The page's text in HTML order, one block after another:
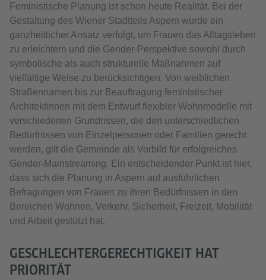
Feministische Planung ist schon heute Realität. Bei der
Gestaltung des Wiener Stadtteils Aspern wurde ein
ganzheitlicher Ansatz verfolgt, um Frauen das Alltagsleben
zu erleichtern und die Gender-Perspektive sowohl durch
symbolische als auch strukturelle Maßnahmen auf
vielfältige Weise zu berücksichtigen. Von weiblichen
Straßennamen bis zur Beauftragung feministischer
Architektinnen mit dem Entwurf flexibler Wohnmodelle mit
verschiedenen Grundrissen, die den unterschiedlichen
Bedürfnissen von Einzelpersonen oder Familien gerecht
werden, gilt die Gemeinde als Vorbild für erfolgreiches
Gender-Mainstreaming. Ein entscheidender Punkt ist hier,
dass sich die Planung in Aspern auf ausführlichen
Befragungen von Frauen zu ihren Bedürfnissen in den
Bereichen Wohnen, Verkehr, Sicherheit, Freizeit, Mobilität
und Arbeit gestützt hat.
GESCHLECHTERGERECHTIGKEIT HAT
PRIORITÄT